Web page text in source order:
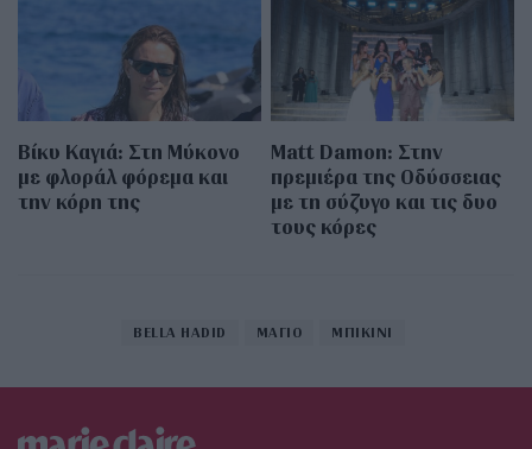
Βίκυ Καγιά: Στη Μύκονο
με φλοράλ φόρεμα και
την κόρη της
Matt Damon: Στην
πρεμιέρα της Οδύσσειας
με τη σύζυγο και τις δυο
τους κόρες
BELLA HADID ΜΑΓΙΟ ΜΠΙΚΙΝΙ